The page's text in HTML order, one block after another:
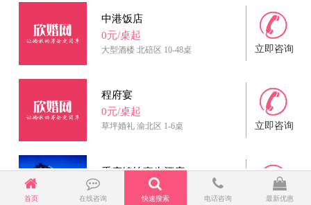
中港饭店
0元/桌起
大型酒楼 北碚区 10-48桌 立即咨询
程府宴
0元/桌起
草坪婚礼 渝北区 1-6桌 立即咨询
重庆锦怡豪生酒店
1388元/桌起
星级酒店 九龙坡区 立即咨询
首页 在线咨询 快速搜索 电话咨询 最新优惠